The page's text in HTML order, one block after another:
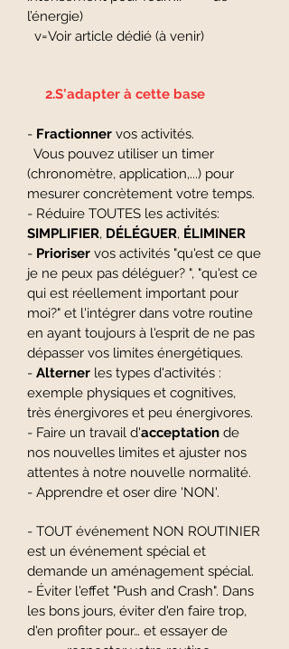
l’énergie)
v=Voir article dédié (à venir)
2.S'adapter à cette base
- Fractionner vos activités.
Vous pouvez utiliser un timer
(chronomètre, application,...) pour
mesurer concrètement votre temps.
- Réduire TOUTES les activités:
SIMPLIFIER, DÉLÉGUER, ÉLIMINER
- Prioriser vos activités "qu'est ce que
je ne peux pas déléguer? ", "qu'est ce
qui est réellement important pour
moi?" et l'intégrer dans votre routine
en ayant toujours à l'esprit de ne pas
dépasser vos limites énergétiques.
- Alterner les types d'activités :
exemple physiques et cognitives,
très énergivores et peu énergivores.
- Faire un travail d'acceptation de
nos nouvelles limites et ajuster nos
attentes à notre nouvelle normalité.
- Apprendre et oser dire 'NON'.
- TOUT événement NON ROUTINIER
est un événement spécial et
demande un aménagement spécial.
- Éviter l'effet "Push and Crash". Dans
les bons jours, éviter d'en faire trop,
d'en profiter pour… et essayer de